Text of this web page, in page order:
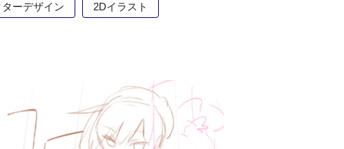
ーデザイン 2Dイラスト